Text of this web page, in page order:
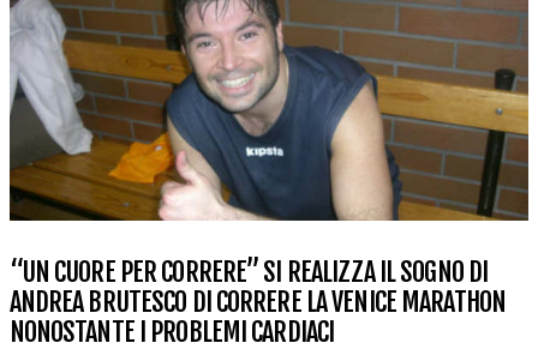
“UN CUORE PER CORRERE” SI REALIZZA IL SOGNO DI
ANDREA BRUTESCO DI CORRERE LA VENICE MARATHON
NONOSTANTE I PROBLEMI CARDIACI